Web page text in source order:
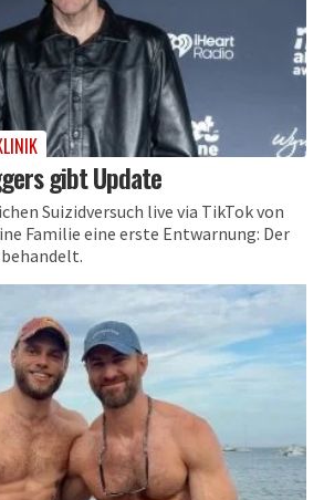
gibt Update
Suizidversuch live via TikTok von
Familie eine erste Entwarnung: Der